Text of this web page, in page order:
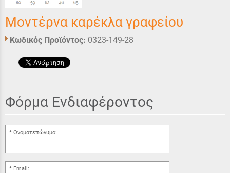
Μοντέρνα καρέκλα γραφείου
Κωδικός Προϊόντος: 0323-149-28
Φόρμα Ενδιαφέροντος
Ονοματεπώνυμο:
Email: